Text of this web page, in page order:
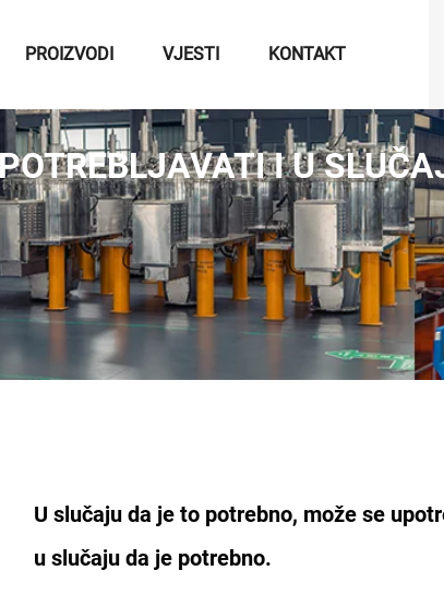
PROIZVODI VJESTI KONTAKT
I U
U slučaju da je to potrebno, može se
u slučaju da je potrebno.